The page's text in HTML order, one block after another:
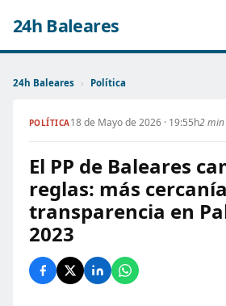
24h Baleares
24h Baleares › Política
POLÍTICA18 de Mayo de 2026 · 19:55h2
El PP de Baleares
reglas: más
transparencia en
2023